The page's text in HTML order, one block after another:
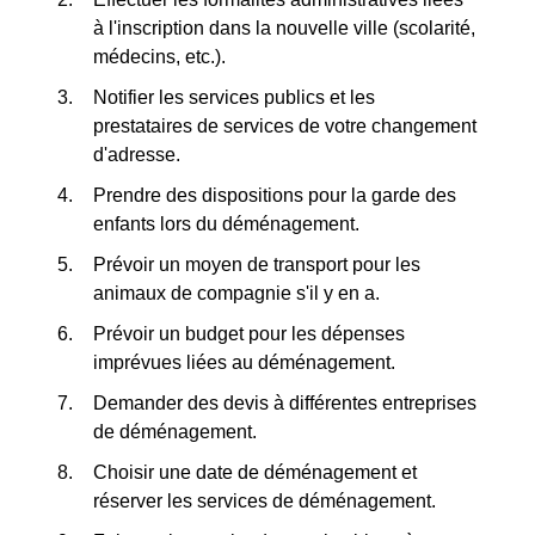
à l'inscription dans la nouvelle ville (scolarité,
médecins, etc.).
Notifier les services publics et les
prestataires de services de votre changement
d'adresse.
Prendre des dispositions pour la garde des
enfants lors du déménagement.
Prévoir un moyen de transport pour les
animaux de compagnie s'il y en a.
Prévoir un budget pour les dépenses
imprévues liées au déménagement.
Demander des devis à différentes entreprises
de déménagement.
Choisir une date de déménagement et
réserver les services de déménagement.